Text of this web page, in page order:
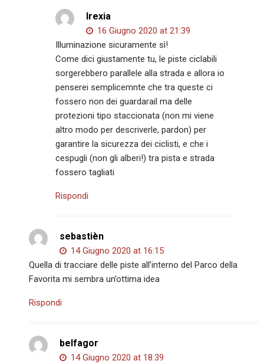
Irexia
16 Giugno 2020 at 21:39
Illuminazione sicuramente sì!
Come dici giustamente tu, le piste ciclabili
sorgerebbero parallele alla strada e allora io
penserei semplicemnte che tra queste ci
fossero non dei guardarail ma delle
protezioni tipo staccionata (non mi viene
altro modo per descriverle, pardon) per
garantire la sicurezza dei ciclisti, e che i
cespugli (non gli alberi!) tra pista e strada
fossero tagliati
Rispondi
sebastièn
14 Giugno 2020 at 16:15
Quella di tracciare delle piste all’interno del Parco della
Favorita mi sembra un’ottima idea
Rispondi
belfagor
14 Giugno 2020 at 18:39